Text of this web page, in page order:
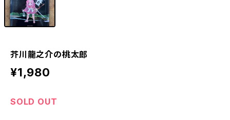
芥川龍之介の桃太郎
¥1,980
SOLD OUT